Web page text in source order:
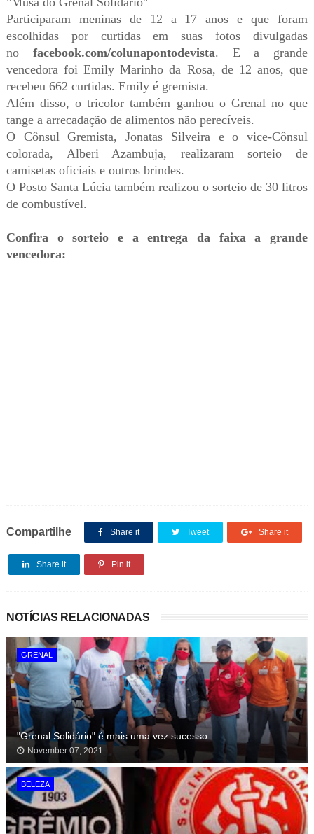
Participaram meninas de 12 a 17 anos e que foram
escolhidas por curtidas em suas fotos divulgadas
no facebook.com/colunapontodevista. E a grande
vencedora foi Emily Marinho da Rosa, de 12 anos, que
recebeu 662 curtidas. Emily é gremista.
Além disso, o tricolor também ganhou o Grenal no que
tange a arrecadação de alimentos não perecíveis.
O Cônsul Gremista, Jonatas Silveira e o vice-Cônsul
colorada, Alberi Azambuja, realizaram sorteio de
camisetas oficiais e outros brindes.
O Posto Santa Lúcia também realizou o sorteio de 30 litros
de combustível.
Confira o sorteio e a entrega da faixa a grande
vencedora:
Compartilhe Share it Tweet Share it
Share it Pin it
NOTÍCIAS RELACIONADAS
GRENAL
"Grenal Solidário" é mais uma vez sucesso
November 07, 2021
BELEZA